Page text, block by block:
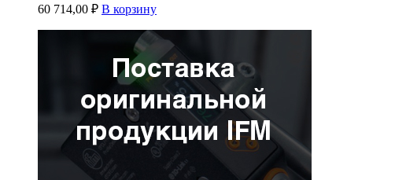
60 714,00 ₽ В корзину